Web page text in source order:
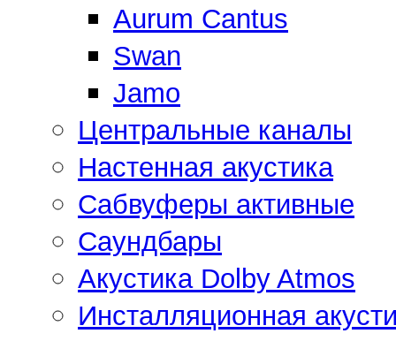
Aurum Cantus
Swan
Jamo
Центральные каналы
Настенная акустика
Сабвуферы активные
Саундбары
Акустика Dolby Atmos
Инсталляционная